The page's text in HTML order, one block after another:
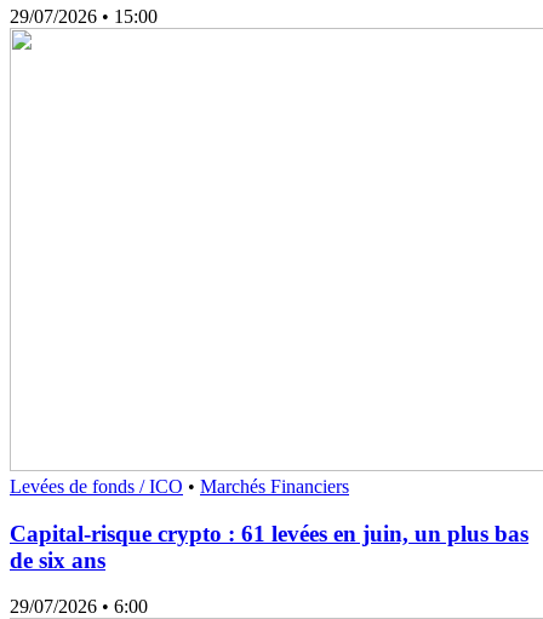
29/07/2026 • 15:00
Levées de fonds / ICO • Marchés Financiers
Capital-risque crypto : 61 levées en juin, un plus bas
de six ans
29/07/2026 • 6:00